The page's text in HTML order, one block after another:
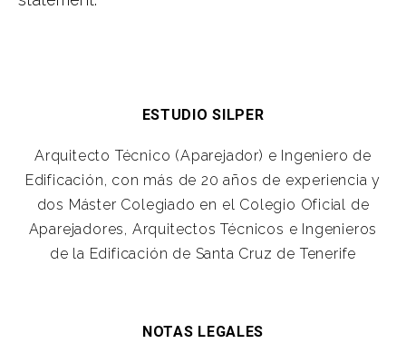
ESTUDIO SILPER
Arquitecto Técnico (Aparejador) e Ingeniero de
Edificación, con más de 20 años de experiencia y
dos Máster Colegiado en el Colegio Oficial de
Aparejadores, Arquitectos Técnicos e Ingenieros
de la Edificación de Santa Cruz de Tenerife
NOTAS LEGALES